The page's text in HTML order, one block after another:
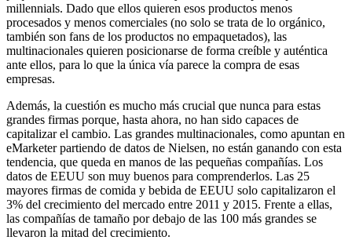
millennials. Dado que ellos quieren esos productos menos
procesados y menos comerciales (no solo se trata de lo orgánico,
también son fans de los productos no empaquetados), las
multinacionales quieren posicionarse de forma creíble y auténtica
ante ellos, para lo que la única vía parece la compra de esas
empresas.
Además, la cuestión es mucho más crucial que nunca para estas
grandes firmas porque, hasta ahora, no han sido capaces de
capitalizar el cambio. Las grandes multinacionales, como apuntan en
eMarketer partiendo de datos de Nielsen, no están ganando con esta
tendencia, que queda en manos de las pequeñas compañías. Los
datos de EEUU son muy buenos para comprenderlos. Las 25
mayores firmas de comida y bebida de EEUU solo capitalizaron el
3% del crecimiento del mercado entre 2011 y 2015. Frente a ellas,
las compañías de tamaño por debajo de las 100 más grandes se
llevaron la mitad del crecimiento.